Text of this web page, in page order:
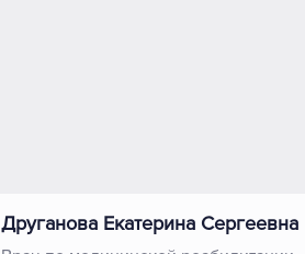
Друганова Екатерина Сергеевна